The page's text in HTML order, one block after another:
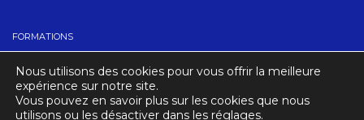
FORMATIONS
TROUVER UN CLUB
Nous utilisons des cookies pour vous offrir la meilleure
expérience sur notre site.
Vous pouvez en savoir plus sur les cookies que nous
utilisons ou les désactiver dans les réglages.